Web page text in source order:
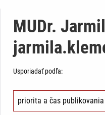
MUDr.
Usporiadať podľa: